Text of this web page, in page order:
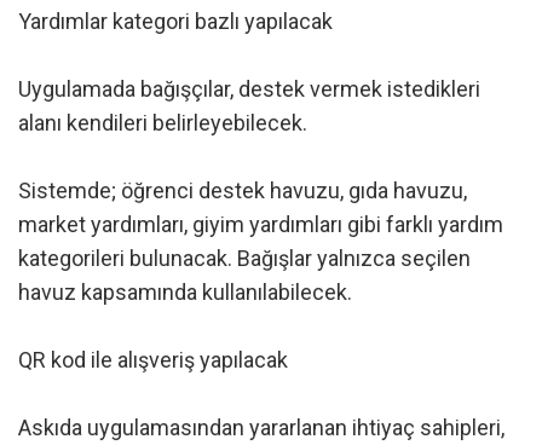
Yardımlar kategori bazlı yapılacak
Uygulamada bağışçılar, destek vermek istedikleri
alanı kendileri belirleyebilecek.
Sistemde; öğrenci destek havuzu, gıda havuzu,
market yardımları, giyim yardımları gibi farklı yardım
kategorileri bulunacak. Bağışlar yalnızca seçilen
havuz kapsamında kullanılabilecek.
QR kod ile alışveriş yapılacak
Askıda uygulamasından yararlanan ihtiyaç sahipleri,